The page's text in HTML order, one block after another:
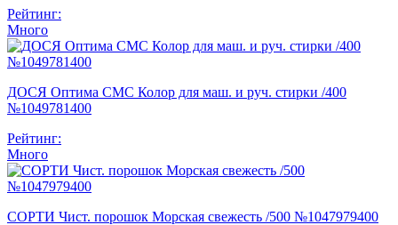
Рейтинг:
Много
ДОСЯ Оптима СМС Колор для маш. и руч. стирки /400
№1049781400
Рейтинг:
Много
СОРТИ Чист. порошок Морская свежесть /500 №1047979400